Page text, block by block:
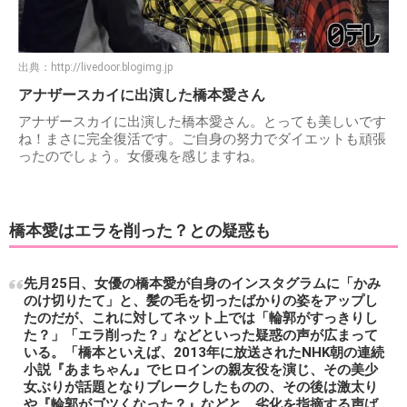
出典： http://livedoor.blogimg.jp
アナザースカイに出演した橋本愛さん
アナザースカイに出演した橋本愛さん。とっても美しいです
ね！まさに完全復活です。ご自身の努力でダイエットも頑張
ったのでしょう。女優魂を感じますね。
橋本愛はエラを削った？との疑惑も
先月25日、女優の橋本愛が自身のインスタグラムに「かみ
のけ切りたて」と、髪の毛を切ったばかりの姿をアップし
たのだが、これに対してネット上では「輪郭がすっきりし
た？」「エラ削った？」などといった疑惑の声が広まって
いる。「橋本といえば、2013年に放送されたNHK朝の連続
小説『あまちゃん』でヒロインの親友役を演じ、その美少
女ぶりが話題となりブレークしたものの、その後は激太り